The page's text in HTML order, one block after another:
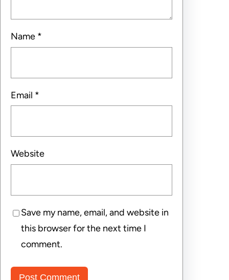
Name *
Email *
Website
Save my name, email, and website in
this browser for the next time I
comment.